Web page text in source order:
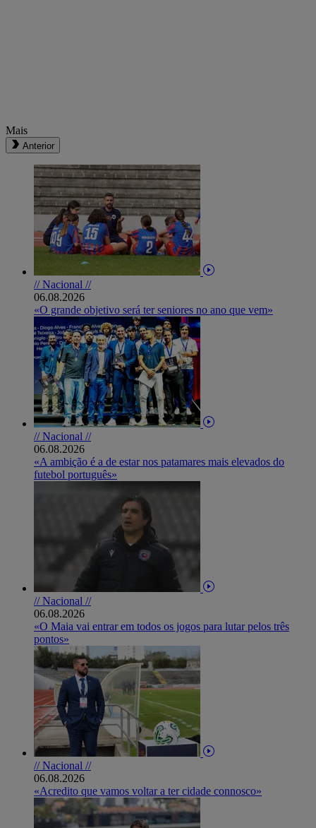
Mais
Anterior
// Nacional //
06.08.2026
«O grande objetivo será ter seniores no ano que vem»
// Nacional //
06.08.2026
«A ambição é a de estar nos patamares mais elevados do
futebol português»
// Nacional //
06.08.2026
«O Maia vai entrar em todos os jogos para lutar pelos três
pontos»
// Nacional //
06.08.2026
«Acredito que vamos voltar a ter cidade connosco»